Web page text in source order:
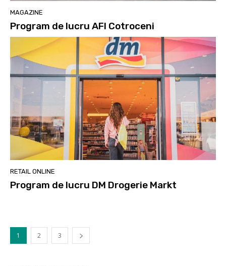
MAGAZINE
Program de lucru AFI Cotroceni
RETAIL ONLINE
Program de lucru DM Drogerie Markt
1 2 3